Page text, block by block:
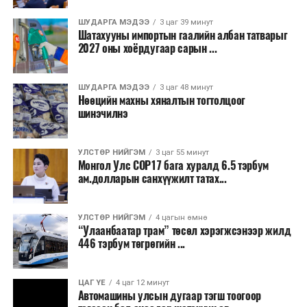
секундэд 4-9 метр. 25-27 хэм дулаан
байна.
2026 оны наймдугаар сарын 07-ноос
2026 оны наймдугаар сарын 11-нийг хүртэлх
цаг агаарын урьдчилсан төлөв
Наймдугаар сарын 7-нд баруун болон төвийн
аймгуудын нутгийн хойд хэсгээр, 8-нд баруун
аймгуудын нутгийн хойд хэсэг, төвийн
аймгуудын нутгийн зарим газраар, 9-нд баруун
аймгуудын нутгийн зүүн, говийн аймгуудын
нутгийн хойд, зүүн аймгуудын нутгийн баруун
хэсэг, төвийн аймгуудын ихэнх нутгаар, 10-нд
төв, зүүн, говийн аймгуудын ихэнх нутгаар
бороо, дуу цахилгаантай аадар бороо орно. Салхи
ихэнх хугацаанд секундэд 5-10 метр, 9-нд
Алтайн салбар уулс, Арц-Богдын өвөр
ШУДАРГА МЭДЭЭ 3 цаг 39 минут
Шатахууны импортын гаалийн албан татварыг
2027 оны хоёрдугаар сарын ...
ШУДАРГА МЭДЭЭ 3 цаг 48 минут
Нөөцийн махны хяналтын тогтолцоог
шинэчилнэ
УЛСТӨР НИЙГЭМ 3 цаг 55 минут
Монгол Улс COP17 бага хуралд 6.5 тэрбум
ам.долларын санхүүжилт татах...
УЛСТӨР НИЙГЭМ 4 цагын өмнө
“Улаанбаатар трам” төсөл хэрэгжсэнээр жилд
446 тэрбум төгрөгийн ...
ЦАГ ҮЕ 4 цаг 12 минут
Автомашины улсын дугаар тэгш тоогоор